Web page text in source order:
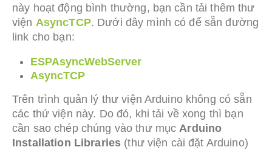
này hoạt động bình thường, bạn cần tải thêm thư
viện AsyncTCP. Dưới đây mình có để sẵn đường
link cho bạn:
ESPAsyncWebServer
AsyncTCP
Trên trình quản lý thư viện Arduino không có sẵn
các thứ viện này. Do đó, khi tải về xong thì bạn
cần sao chép chúng vào thư mụcArduino
Installation Libraries (thư viện cài đặt Arduino)